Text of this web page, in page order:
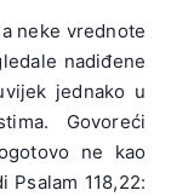
neke vrednote
nadiđene
jednako u
Govoreći
ne kao
Psalam 118,22: